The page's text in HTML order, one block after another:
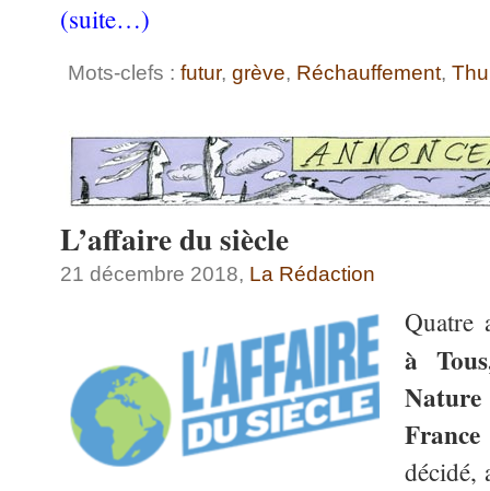
(suite…)
Mots-clefs : futur, grève, Réchauffement,
L’affaire du siècle
21 décembre 2018, La Rédaction
Quatre
à
Nature
décidé,